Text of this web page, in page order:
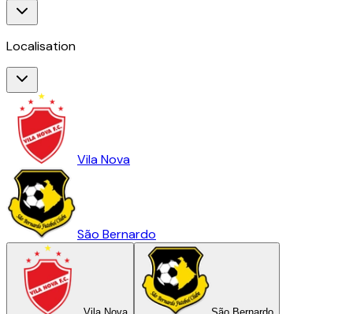
Localisation
Vila Nova
São Bernardo